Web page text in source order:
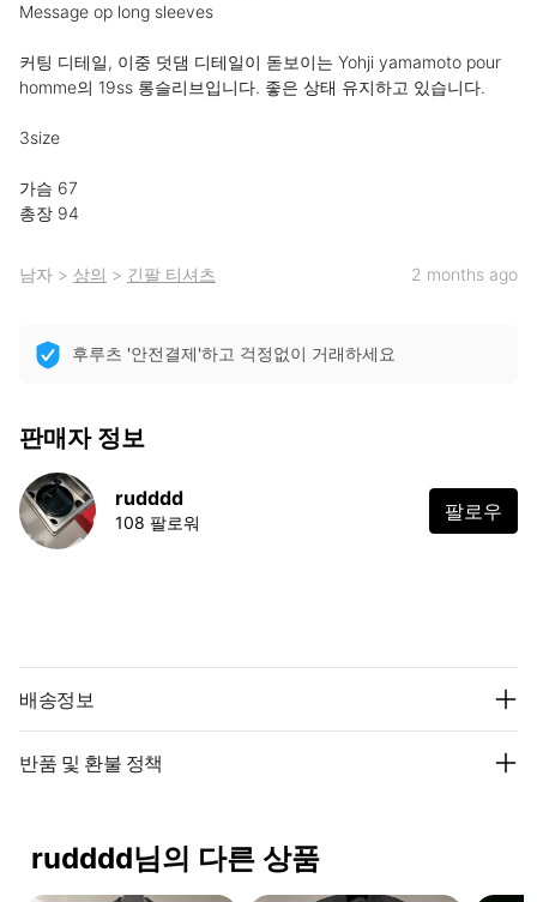
Message op long sleeves
커팅 디테일, 이중 덧댐 디테일이 돋보이는 Yohji yamamoto pour
homme의 19ss 롱슬리브입니다. 좋은 상태 유지하고 있습니다.
3size
가슴 67
총장 94
남자 > 상의 > 긴팔 티셔츠 2 months ago
후루츠 '안전결제'하고 걱정없이 거래하세요
판매자 정보
rudddd
108 팔로워 팔로우
배송정보
반품 및 환불 정책
rudddd님의 다른 상품